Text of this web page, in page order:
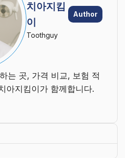
치아지킴
이
Author
Toothguy
는 곳, 가격 비교, 보험 적
아지킴이가 함께합니다.